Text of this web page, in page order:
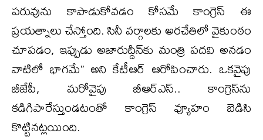
పరువును కాపాడుకోవడం కోసమే కాంగ్రెస్ ఈ
ప్రయత్నాలు చేస్తోంది. సినీ వర్గాలకు అరచేతిలో వైకుంఠం
చూపడం, ఇప్పుడు అజారుద్దీన్‌కు మంత్రి పదవి అనడం
వాటిలో భాగమే’’ అని కేటీఆర్ ఆరోపించారు. ఒకవైపు
బీజేపీ, మరోవైపు బీఆర్ఎస్.. కాంగ్రెస్‌ను
కడిగిపారేస్తుండటంతో కాంగ్రెస్ వ్యూహం బెడిసి
కొట్టినట్లయింది.